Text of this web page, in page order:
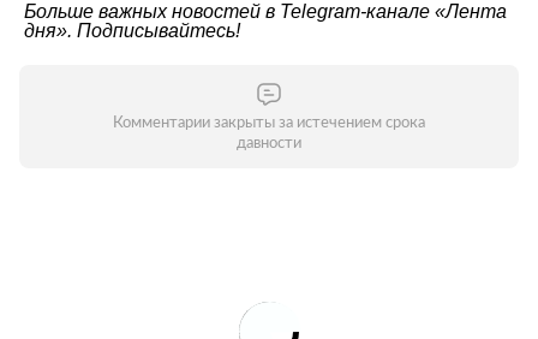
Больше важных новостей в Telegram-канале «Лента
дня». Подписывайтесь!
Комментарии закрыты за истечением срока
давности